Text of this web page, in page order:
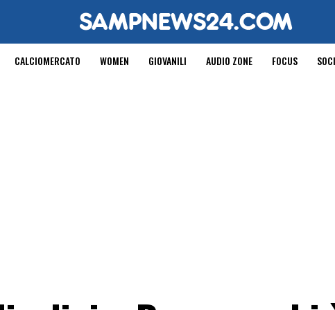
CALCIOMERCATO WOMEN GIOVANILI AUDIO ZONE FOCUS